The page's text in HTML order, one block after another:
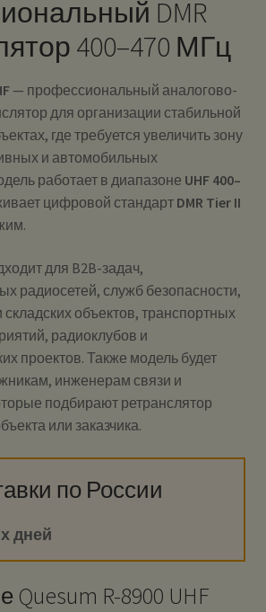
DMR
400–470 МГц
— профессиональный аналогово-
для организации стабильной
где требуется увеличить зону
и автомобильных
работает в диапазоне UHF 400–
цифровой стандарт DMR Tier II
для B2B-задач,
радиосетей, служб безопасности,
объектов, транспортных
радиоклубов и
проектов. Также модель будет
инженерам связи и
подбирают ретранслятор
или заказчика.
по России
дней
Quesum R-8900 UHF